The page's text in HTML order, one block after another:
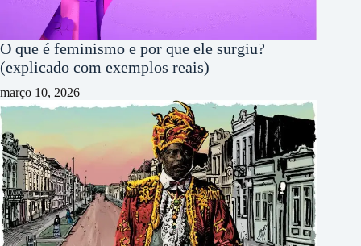
O que é feminismo e por que ele surgiu?
(explicado com exemplos reais)
março 10, 2026